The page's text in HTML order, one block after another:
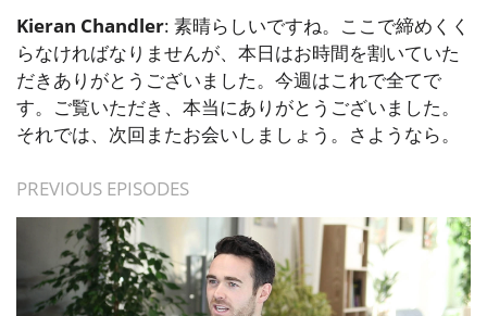
Kieran Chandler: 素晴らしいですね。ここで締めくく
らなければなりませんが、本日はお時間を割いていた
だきありがとうございました。今週はこれで全てで
す。ご覧いただき、本当にありがとうございました。
それでは、次回またお会いしましょう。さようなら。
PREVIOUS EPISODES